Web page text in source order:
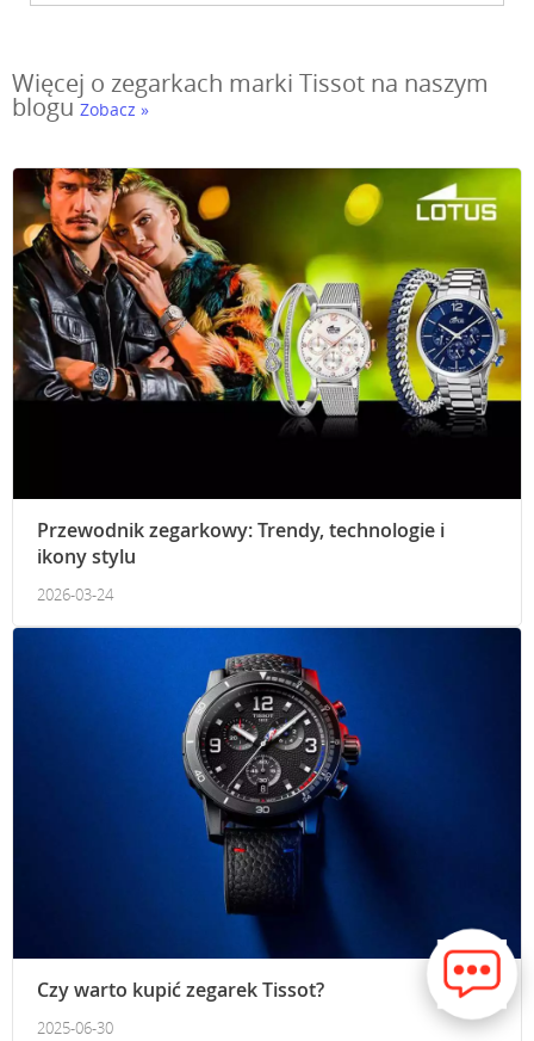
Więcej o zegarkach marki Tissot na naszym
bloguZobacz »
Przewodnik zegarkowy: Trendy, technologie i
ikony stylu
2026-03-24
Czy warto kupić zegarek Tissot?
2025-06-30